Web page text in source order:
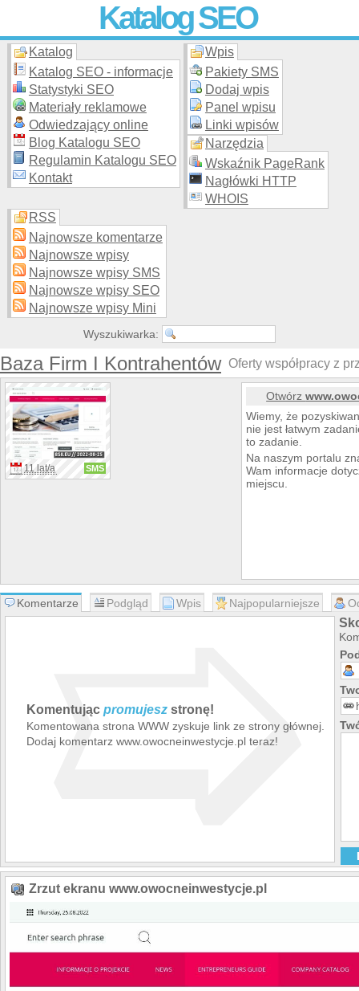
Katalog SEO
Skuteczna i promocja stron WWW –
moderowanego katalogu za darmo!
Katalog
Katalog SEO - informacje
Statystyki SEO
Materiały reklamowe
Odwiedzający online
Blog Katalogu SEO
Regulamin Katalogu SEO
Kontakt
Wpis
Pakiety SMS
Dodaj wpis
Panel wpisu
Linki wpisów
Narzędzia
Wskaźnik PageRank
Nagłówki HTTP
WHOIS
RSS
Najnowsze komentarze
Najnowsze wpisy
Najnowsze wpisy SMS
Najnowsze wpisy SEO
Najnowsze wpisy Mini
Wyszukiwarka:
Baza Firm I Kontrahentów Oferty współpracy z
11 lat/a SMS
Otwórz
Wiemy, że
nie jest łatwym
to zadanie.
Na naszym portalu
Wam informacje
miejscu.
Komentarze Podgląd Wpis Najpopularniejsze
Komentując promujesz stronę!
Komentowana strona WWW zyskuje link ze strony głównej.
Dodaj komentarz www.owocneinwestycje.pl teraz!
➯
Zrzut ekranu www.owocneinwestycje.pl